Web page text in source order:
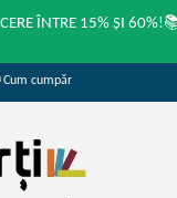
ÎNTRE 15% ȘI
Cum cumpăr